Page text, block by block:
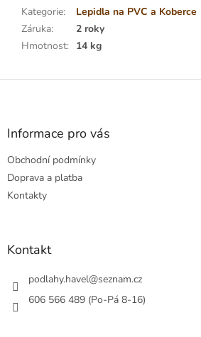
Kategorie:
Lepidla na PVC a Koberce
Záruka:
2 roky
Hmotnost: 14 kg
Z
Informace pro vás
Obchodní podmínky
Doprava a platba
Kontakty
Kontakt
podlahy.havel@seznam.cz
606 566 489 (Po-Pá 8-16)